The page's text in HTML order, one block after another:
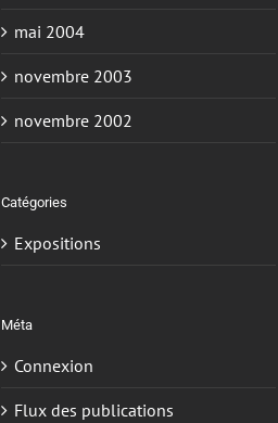
mai 2004
novembre 2003
novembre 2002
Catégories
Expositions
Méta
Connexion
Flux des publications